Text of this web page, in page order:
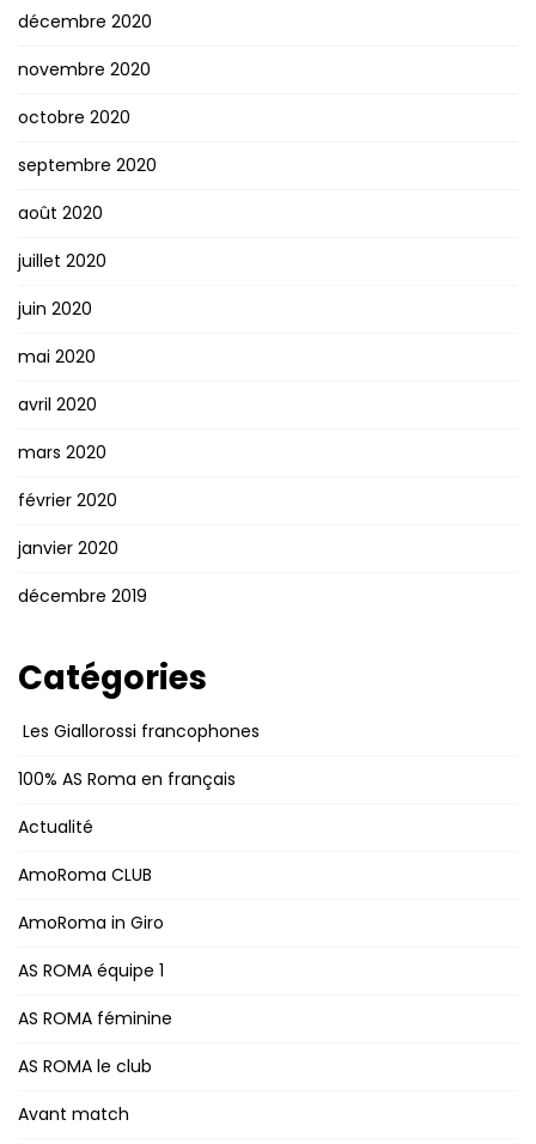
décembre 2020
novembre 2020
octobre 2020
septembre 2020
août 2020
juillet 2020
juin 2020
mai 2020
avril 2020
mars 2020
février 2020
janvier 2020
décembre 2019
Catégories
Les Giallorossi francophones
100% AS Roma en français
Actualité
AmoRoma CLUB
AmoRoma in Giro
AS ROMA équipe 1
AS ROMA féminine
AS ROMA le club
Avant match